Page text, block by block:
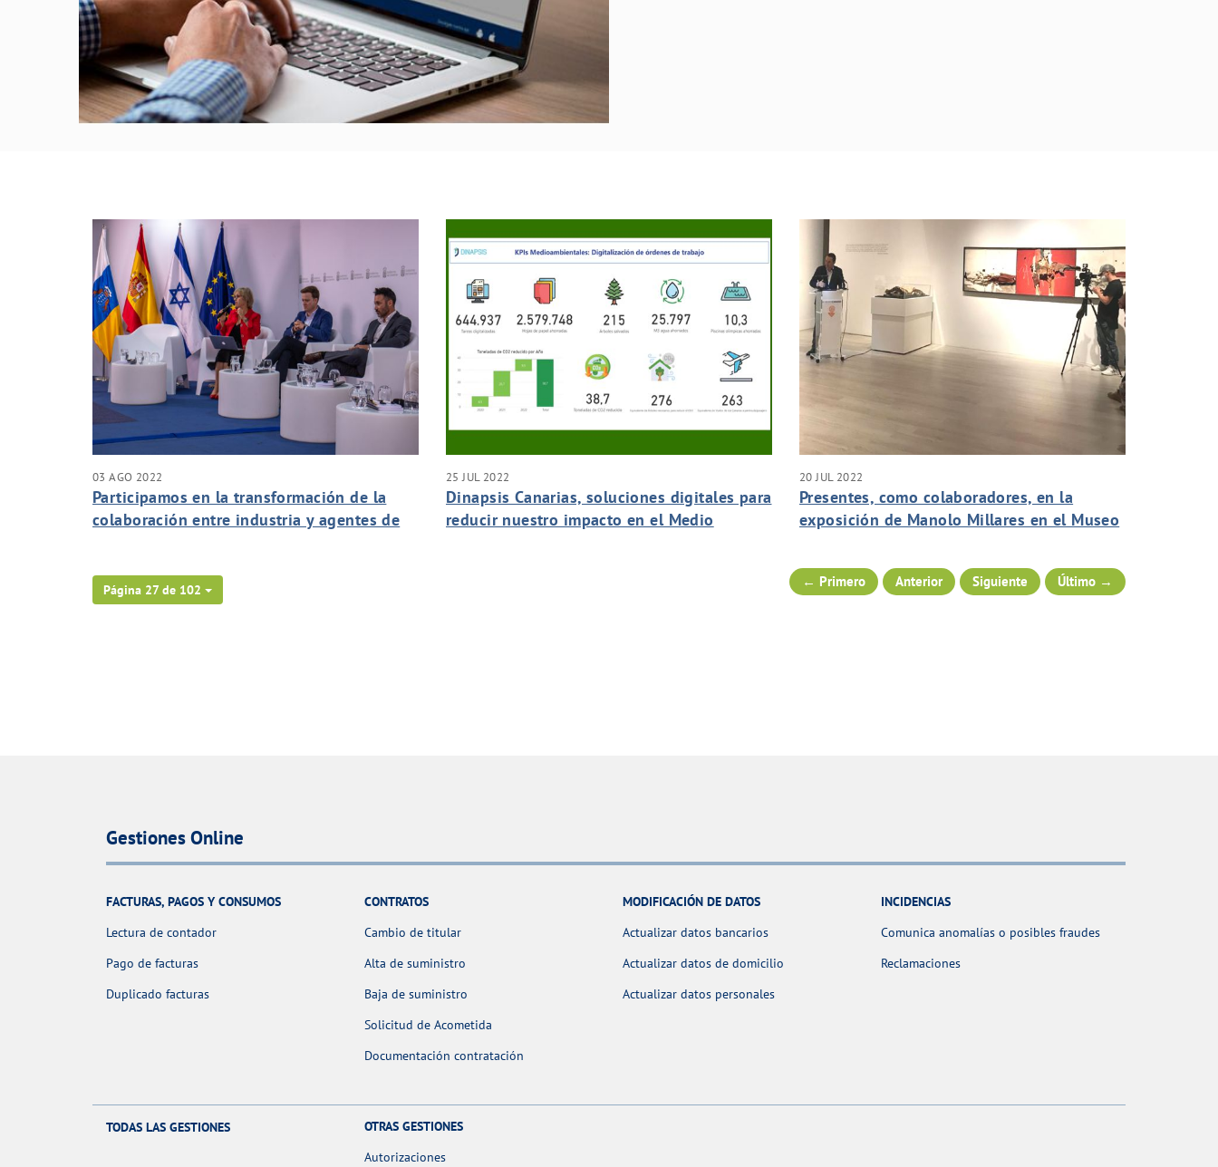
03 AGO 2022
Participamos en la transformación de la
colaboración entre industria y agentes de
25 JUL 2022
Dinapsis Canarias, soluciones digitales para
reducir nuestro impacto en el Medio
20 JUL 2022
Presentes, como colaboradores, en la
exposición de Manolo Millares en el Museo
Página 27 de 102
← Primero Anterior Siguiente Último →
Gestiones Online
FACTURAS, PAGOS Y CONSUMOS
Lectura de contador
Pago de facturas
Duplicado facturas
CONTRATOS
Cambio de titular
Alta de suministro
Baja de suministro
Solicitud de Acometida
Documentación contratación
MODIFICACIÓN DE DATOS
Actualizar datos bancarios
Actualizar datos de domicilio
Actualizar datos personales
INCIDENCIAS
Comunica anomalías o posibles fraudes
Reclamaciones
TODAS LAS GESTIONES
OTRAS GESTIONES
Autorizaciones